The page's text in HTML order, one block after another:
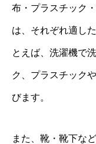
布・プラスチック
は、それぞれ適し
とえば、洗濯機で
ク、プラスチック
びます。
また、靴・靴下な